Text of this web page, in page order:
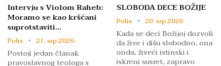
Intervju s Violom Raheb:
Moramo se kao kršćani
suprotstaviti…
Polis 21. srp 2026.
Postoji jedan članak
pravoslavnog teologa s
SLOBODA DECE BOŽIJE
Polis 20. srp 2026.
Kada se deci Božijoj dozvoli
da žive i dišu slobodno, ona
onda, živeći istinski i
iskreni susret, zapravo